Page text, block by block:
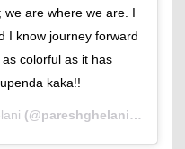
are where we are. I
I know journey forward
colorful as it has
kaka!!
(@pareshghelani) on